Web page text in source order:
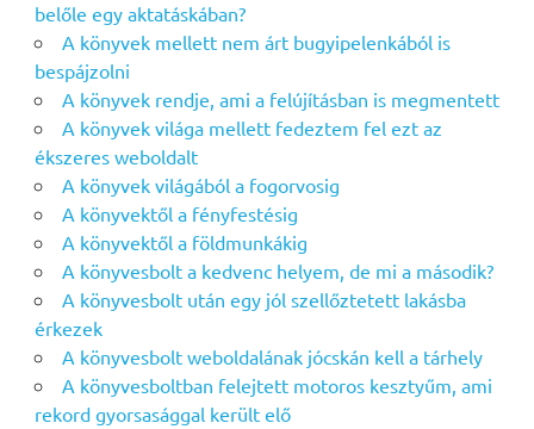
belőle egy aktatáskában?
A könyvek mellett nem árt bugyipelenkából is
bespájzolni
A könyvek rendje, ami a felújításban is megmentett
A könyvek világa mellett fedeztem fel ezt az
ékszeres weboldalt
A könyvek világából a fogorvosig
A könyvektől a fényfestésig
A könyvektől a földmunkákig
A könyvesbolt a kedvenc helyem, de mi a második?
A könyvesbolt után egy jól szellőztetett lakásba
érkezek
A könyvesbolt weboldalának jócskán kell a tárhely
A könyvesboltban felejtett motoros kesztyűm, ami
rekord gyorsasággal került elő